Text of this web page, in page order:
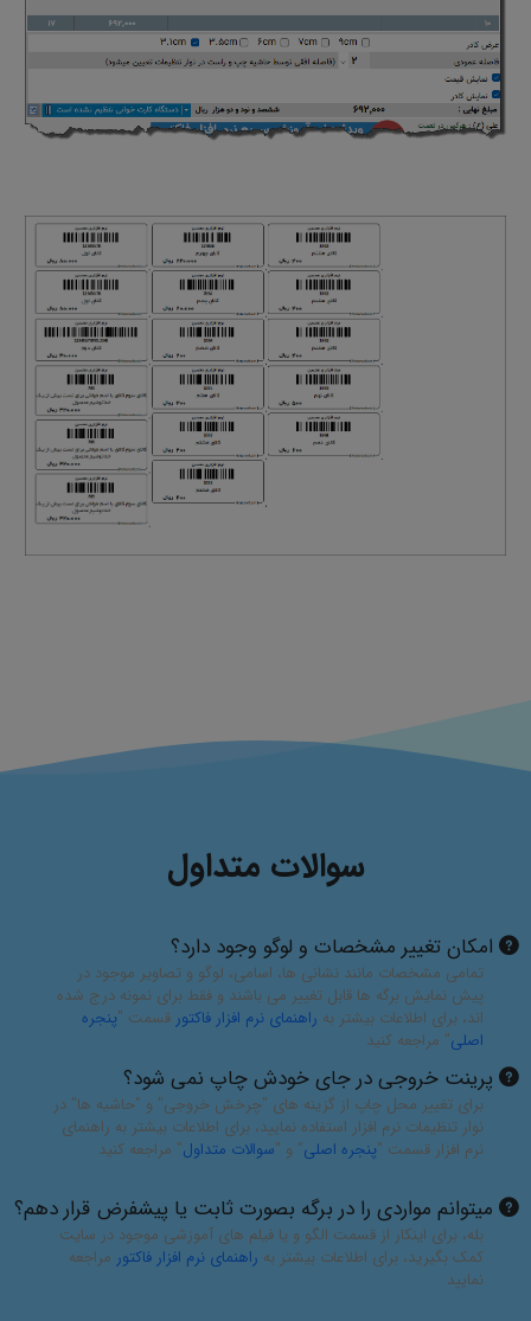
سوالات متداول
امکان تغییر مشخصات و لوگو وجود دارد؟
تمامی مشخصات مانند نشانی ها، اسامی، لوگو و تصاویر موجود در
پیش نمایش برگه ها قابل تغییر می باشند و فقط برای نمونه درج شده
اند، برای اطلاعات بیشتر به راهنمای نرم افزار فاکتور قسمت "پنجره
اصلی" مراجعه کنید
پرینت خروجی در جای خودش چاپ نمی شود؟
برای تغییر محل چاپ از گزینه های "چرخش خروجی" و "حاشیه ها" در
نوار تنظیمات نرم افزار استفاده نمایید، برای اطلاعات بیشتر به راهنمای
نرم افزار قسمت "پنجره اصلی" و "سوالات متداول" مراجعه کنید
میتوانم مواردی را در برگه بصورت ثابت یا پیشفرض قرار دهم؟
بله، برای اینکار از قسمت الگو و یا فیلم های آموزشی موجود در سایت
کمک بگیرید، برای اطلاعات بیشتر به راهنمای نرم افزار فاکتور مراجعه
نمایید